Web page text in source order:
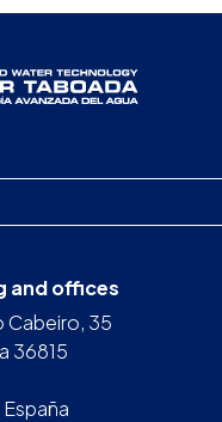
and offices
Cabeiro, 35
36815